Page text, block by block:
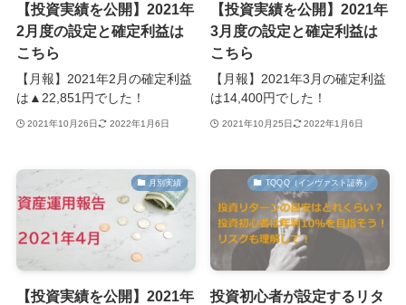
【投資実績を公開】2021年
2月度の設定と確定利益は
こちら
【月報】2021年2月の確定利益
は▲22,851円でした！
2021年10月26日 2022年1月6日
【投資実績を公開】2021年
3月度の設定と確定利益は
こちら
【月報】2021年3月の確定利益
は14,400円でした！
2021年10月25日 2022年1月6日
月別実績
【投資実績を公開】2021年
TQQQ（インヴァスト証券）
投資初心者が設定するリタ